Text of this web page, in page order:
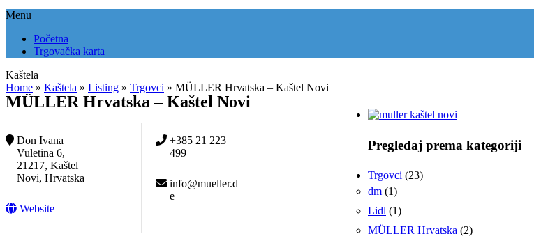
Menu
Početna
Trgovačka karta
Kaštela
Home » Kaštela » Listing » Trgovci » MÜLLER Hrvatska – Kaštel Novi
MÜLLER Hrvatska – Kaštel Novi
Don Ivana
Vuletina 6,
21217, Kaštel
Novi, Hrvatska
Website
+385 21 223
499
info@mueller.d
e
Pregledaj prema kategoriji
Trgovci (23)
dm (1)
Lidl (1)
MÜLLER Hrvatska (2)